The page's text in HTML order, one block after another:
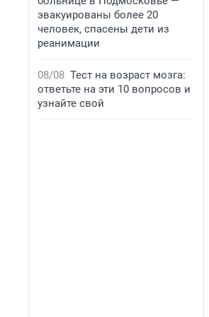
эвакуированы более 20
человек, спасены дети из
реанимации
08/08 Тест на возраст мозга:
ответьте на эти 10 вопросов и
узнайте свой